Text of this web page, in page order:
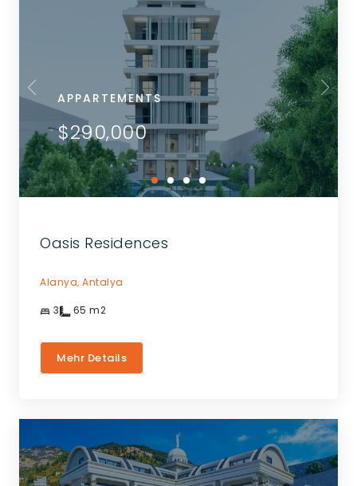
APPARTEMENTS
$290,000
Oasis Residences
Alanya, Antalya
3 65 m2
Mehr Details